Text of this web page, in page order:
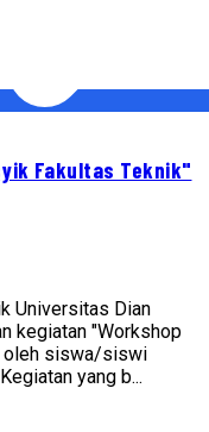
Fakultas Teknik"
Universitas Dian
kegiatan "Workshop
oleh siswa/siswi
yang b...